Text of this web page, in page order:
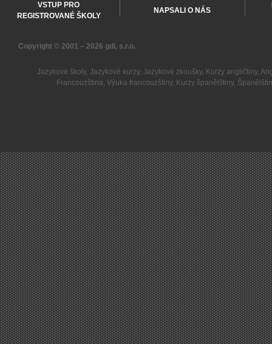
VSTUP PRO
REGISTROVANÉ ŠKOLY
NAPSALI O NÁS
Copyright © 2001 – 2026 gdi, s.r.o.
Jazykové školy, Jazykové kurzy, Jazykové zkoušky, Kurzy angličtiny,
Francouzština,Výuka francouzštiny, Kurzy španělštiny,